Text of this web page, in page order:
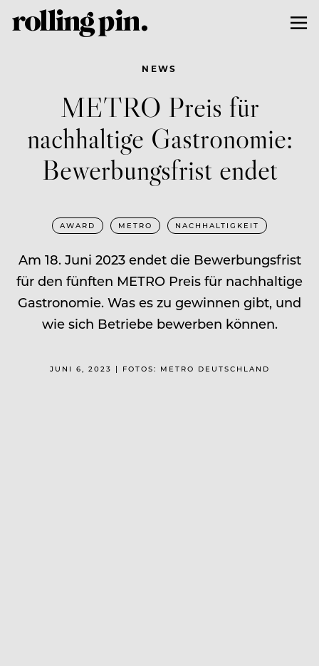
NEWS
METRO Preis für
nachhaltige Gastronomie:
Bewerbungsfrist endet
AWARD METRO NACHHALTIGKEIT
Am 18. Juni 2023 endet die Bewerbungsfrist
für den fünften METRO Preis für nachhaltige
Gastronomie. Was es zu gewinnen gibt, und
wie sich Betriebe bewerben können.
JUNI 6, 2023 | FOTOS: METRO DEUTSCHLAND